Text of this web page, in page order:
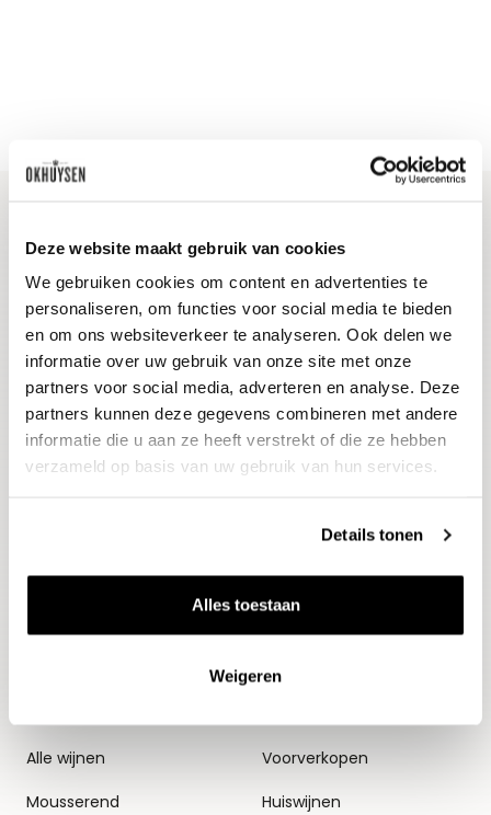
Deze website maakt gebruik van cookies
We gebruiken cookies om content en advertenties te
personaliseren, om functies voor social media te bieden
en om ons websiteverkeer te analyseren. Ook delen we
informatie over uw gebruik van onze site met onze
partners voor social media, adverteren en analyse. Deze
partners kunnen deze gegevens combineren met andere
informatie die u aan ze heeft verstrekt of die ze hebben
verzameld op basis van uw gebruik van hun services.
Details tonen
Alles toestaan
Weigeren
Blijf op de hoogte
Ontvang het laatste wijnnieuws, proeverijen en
evenementen
E-mailadres
Aanmelden
Alle wijnen
Mousserend
Thema's
Voorverkopen
Huiswijnen